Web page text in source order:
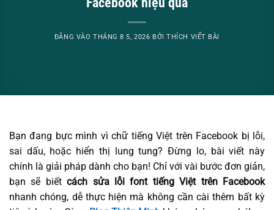
ĐĂNG VÀO THÁNG 8 5, 2026 BỞITHÍCH VIẾT BÀI
Bạn đang bực mình vì chữ tiếng Việt trên Facebook bị lỗi,
sai dấu, hoặc hiển thị lung tung? Đừng lo, bài viết này
chính là giải pháp dành cho bạn! Chỉ với vài bước đơn giản,
bạn sẽ biếtcách sửa lỗi font tiếng Việt trên Facebook
nhanh chóng, dễ thực hiện mà không cần cài thêm bất kỳ